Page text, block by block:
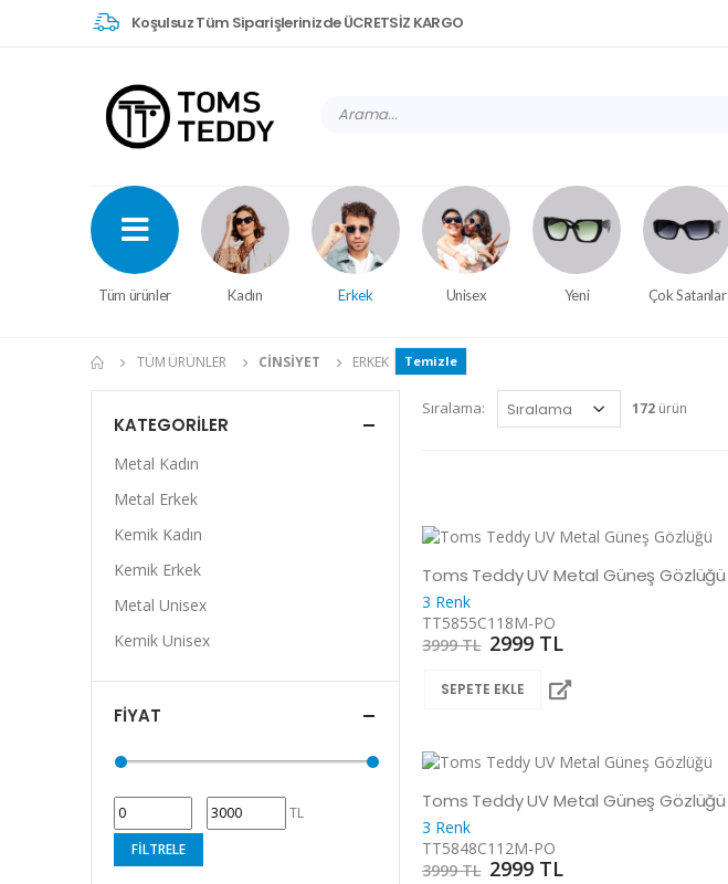
Koşulsuz Tüm Siparişlerinizde ÜCRETSİZ KARGO
Tüm ürünler Kadın Erkek Unisex Yeni Çok Satanlar
TÜM ÜRÜNLER CINSIYET ERKEK Temizle
Sıralama: 172 ürün
Toms Teddy UV Metal Güneş Gözlüğü
3 Renk
TT5855C118M-PO
3999 TL 2999 TL
SEPETE EKLE
Toms Teddy UV Metal Güneş Gözlüğü
3 Renk
TT5848C112M-PO
3999 TL 2999 TL
KATEGORILER
Metal Kadın
Metal Erkek
Kemik Kadın
Kemik Erkek
Metal Unisex
Kemik Unisex
FIYAT
TL
FILTRELE